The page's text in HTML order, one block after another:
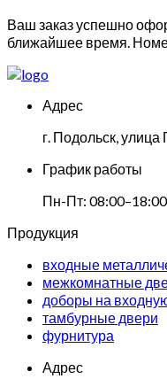
Ваш заказ успешно
ближайшее время.
Адрес
г. Подольск,
График работы
Пн-Пт: 08:00–18:00
Продукция
входные
межкомнатные
доборы на
тамбурные двери
фурнитура
Адрес